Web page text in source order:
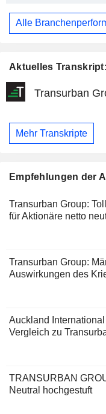
Aktuelles
Transurban
Mehr Transkripte
Empfehlungen der
Transurban Group:
für Aktionäre netto
Transurban Group:
Auswirkungen des
Auckland
Vergleich zu
TRANSURBAN
Neutral hochgestuft
Alle